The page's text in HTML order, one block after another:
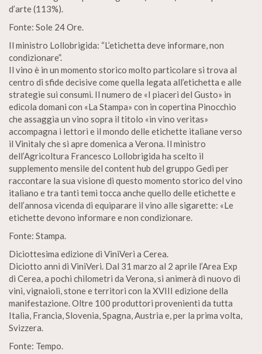
d’arte (113%).
Fonte: Sole 24 Ore.
Il ministro Lollobrigida: “L’etichetta deve informare, non
condizionare”.
Il vino è in un momento storico molto particolare si trova al
centro di sfide decisive come quella legata all’etichetta e alle
strategie sui consumi. Il numero de «I piaceri del Gusto» in
edicola domani con «La Stampa» con in copertina Pinocchio
che assaggia un vino sopra il titolo «in vino veritas»
accompagna i lettori e il mondo delle etichette italiane verso
il Vinitaly che si apre domenica a Verona. Il ministro
dell’Agricoltura Francesco Lollobrigida ha scelto il
supplemento mensile del content hub del gruppo Gedi per
raccontare la sua visione di questo momento storico del vino
italiano e tra tanti temi tocca anche quello delle etichette e
dell’annosa vicenda di equiparare il vino alle sigarette: «Le
etichette devono informare e non condizionare.
Fonte: Stampa.
Diciottesima edizione di ViniVeri a Cerea.
Diciotto anni di ViniVeri. Dal 31 marzo al 2 aprile l’Area Exp
di Cerea, a pochi chilometri da Verona, si animerà di nuovo di
vini, vignaioli, stone e territori con la XVIII edizione della
manifestazione. Oltre 100 produttori provenienti da tutta
Italia, Francia, Slovenia, Spagna, Austria e, per la prima volta,
Svizzera.
Fonte: Tempo.